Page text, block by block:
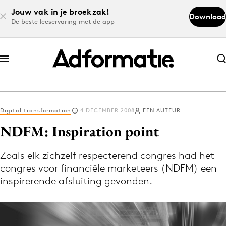
Jouw vak in je broekzak!
De beste leeservaring met de app
Download
Abonneer nu
Abonneer nu
Log in
Download de app
Volg het laatste nieuws via de Adformatie
Nieuws app
Digital transformation 4 DECEMBER 2008 EEN AUTEUR
NDFM: Inspiration point
Zoals elk zichzelf respecterend congres had het
congres voor financiële marketeers (NDFM) een
inspirerende afsluiting gevonden.